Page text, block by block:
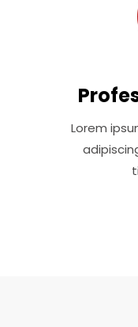
Lorem